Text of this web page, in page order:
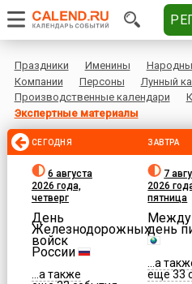
Праздники Именины
Компании
Персоны
Лунный
Производственные календари
Экспертные материалы
СЕГОДНЯ
6 августа
2026 года,
четверг
День
Железнодорожных
войск
России
...а также
ЗАВТРА
7
2026
пятница
день
...а
еще 33